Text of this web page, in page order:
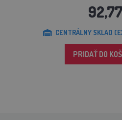
CENTRÁLNY SKLAD
PRIDAŤ DO